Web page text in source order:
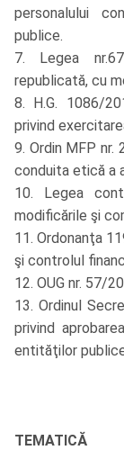
personalului
publice.
7. Legea
republicată, cu
8. H.G. 1086/
privind
9. Ordin MFP nr.
conduita etică a
10. Legea
modificările şi
11. Ordonanţa
şi controlul
12. OUG nr. 57/
13. Ordinul
privind
entităţilor
TEMATICĂ